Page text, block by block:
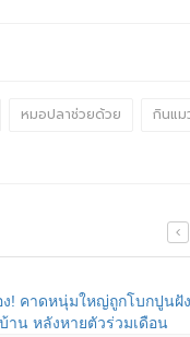
หมอปลาช่วยด้วย
กินแม